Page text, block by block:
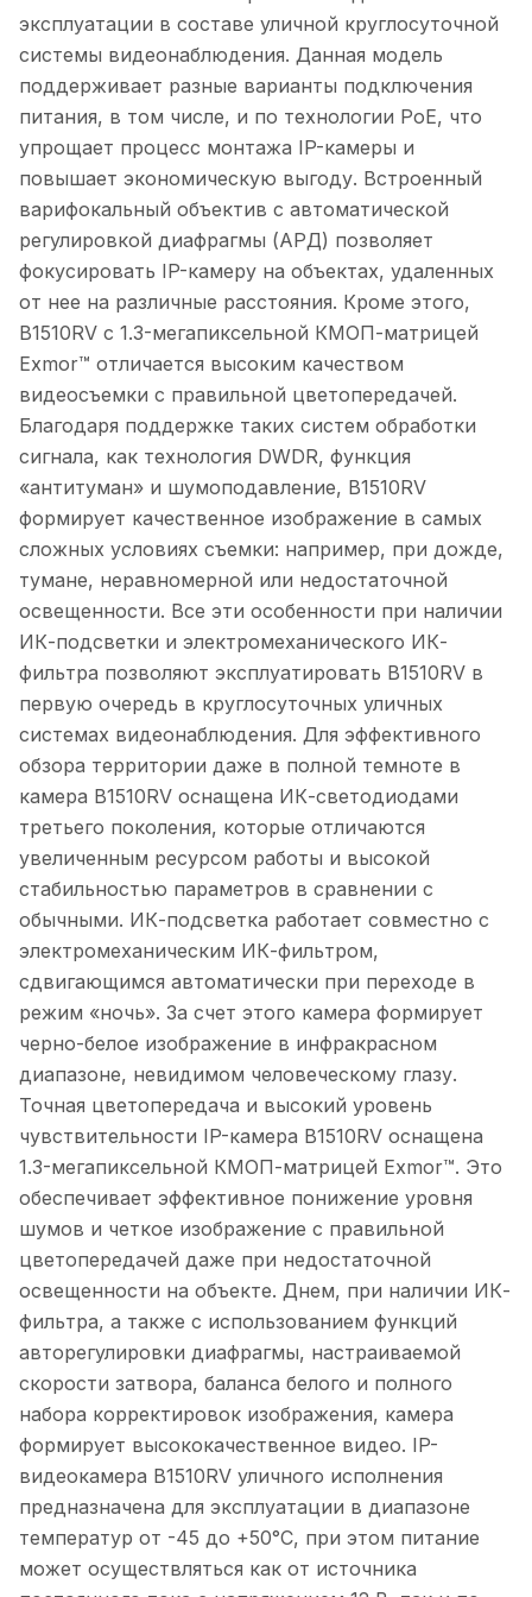
эксплуатации в составе уличной круглосуточной
системы видеонаблюдения. Данная модель
поддерживает разные варианты подключения
питания, в том числе, и по технологии PoE, что
упрощает процесс монтажа IP-камеры и
повышает экономическую выгоду. Встроенный
варифокальный объектив с автоматической
регулировкой диафрагмы (АРД) позволяет
фокусировать IP-камеру на объектах, удаленных
от нее на различные расстояния. Кроме этого,
B1510RV с 1.3-мегапиксельной КМОП-матрицей
Exmor™ отличается высоким качеством
видеосъемки с правильной цветопередачей.
Благодаря поддержке таких систем обработки
сигнала, как технология DWDR, функция
«антитуман» и шумоподавление, B1510RV
формирует качественное изображение в самых
сложных условиях съемки: например, при дожде,
тумане, неравномерной или недостаточной
освещенности. Все эти особенности при наличии
ИК-подсветки и электромеханического ИК-
фильтра позволяют эксплуатировать B1510RV в
первую очередь в круглосуточных уличных
системах видеонаблюдения. Для эффективного
обзора территории даже в полной темноте в
камера B1510RV оснащена ИК-светодиодами
третьего поколения, которые отличаются
увеличенным ресурсом работы и высокой
стабильностью параметров в сравнении с
обычными. ИК-подсветка работает совместно с
электромеханическим ИК-фильтром,
сдвигающимся автоматически при переходе в
режим «ночь». За счет этого камера формирует
черно-белое изображение в инфракрасном
диапазоне, невидимом человеческому глазу.
Точная цветопередача и высокий уровень
чувствительности IP-камера B1510RV оснащена
1.3-мегапиксельной КМОП-матрицей Exmor™. Это
обеспечивает эффективное понижение уровня
шумов и четкое изображение с правильной
цветопередачей даже при недостаточной
освещенности на объекте. Днем, при наличии ИК-
фильтра, а также с использованием функций
авторегулировки диафрагмы, настраиваемой
скорости затвора, баланса белого и полного
набора корректировок изображения, камера
формирует высококачественное видео. IP-
видеокамера B1510RV уличного исполнения
предназначена для эксплуатации в диапазоне
температур от -45 до +50°C, при этом питание
может осуществляться как от источника